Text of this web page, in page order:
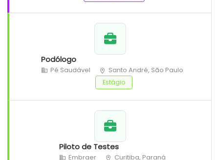
Podólogo
Pé Saudável Santo André, São Paulo
Estágio
Piloto de Testes
Embraer Curitiba, Paraná